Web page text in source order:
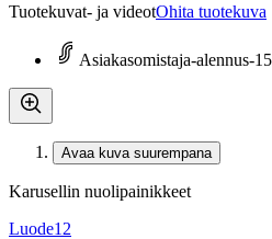
Tuotekuvat- ja videotOhita tuotekuva
Asiakasomistaja-alennus-
Avaa kuva suurempana
Karusellin nuolipainikkeet
Luode12